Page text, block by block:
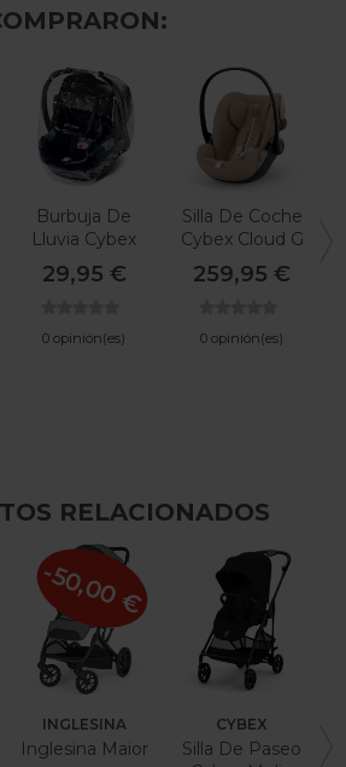
Burbuja De
Lluvia Cybex
Cloud Y Aton
29,95 €
0 opinión(es)
Silla De Coche
Cybex Cloud G
I-Size Plus
259,95 €
0 opinión(es)
RELACIONADOS
INGLESINA
Inglesina Maior
-50,00 €
CYBEX
Silla De Paseo